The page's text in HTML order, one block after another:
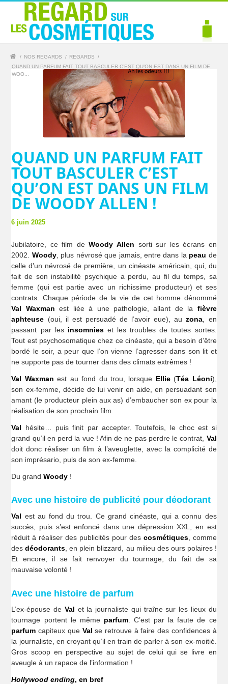
/ NOS REGARDS / REGARDS
/
QUAND UN PARFUM FAIT TOUT BASCULER C’EST QU’ON EST DANS UN FILM DE
WOO...
QUAND UN PARFUM FAIT
TOUT BASCULER C’EST
QU’ON EST DANS UN FILM
DE WOODY ALLEN !
6 juin 2025
Jubilatoire, ce film deWoody Allen sorti sur les écrans en
2002. Woody, plus névrosé que jamais, entre dans la peau de
celle d’un névrosé de première, un cinéaste américain, qui, du
fait de son instabilité psychique a perdu, au fil du temps, sa
femme (qui est partie avec un richissime producteur) et ses
contrats. Chaque période de la vie de cet homme dénommé
Val Waxman est liée à une pathologie, allant de la fièvre
aphteuse (oui, il est persuadé de l’avoir eue), auzona , en
passant par les insomnieset les troubles de toutes sortes.
Tout est psychosomatique chez ce cinéaste, qui a besoin d’être
bordé le soir, a peur que l’on vienne l’agresser dans son lit et
ne supporte pas de tourner dans des climats extrêmes !
Val Waxman est au fond du trou, lorsque Ellie(Téa Léoni),
son ex-femme, décide de lui venir en aide, en persuadant son
amant (le producteur plein aux as) d’embaucher son ex pour la
réalisation de son prochain film.
Val hésite… puis finit par accepter. Toutefois, le choc est si
grand qu’il en perd la vue ! Afin de ne pas perdre le contrat, Val
doit donc réaliser un film à l’aveuglette, avec la complicité de
son imprésario, puis de son ex-femme.
Du grandWoody !
Avec une histoire de publicité pour déodorant
Val est au fond du trou. Ce grand cinéaste, qui a connu des
succès, puis s’est enfoncé dans une dépression XXL, en est
réduit à réaliser des publicités pour des cosmétiques, comme
desdéodorants , en plein blizzard, au milieu des ours polaires !
Et encore, il se fait renvoyer du tournage, du fait de sa
mauvaise volonté !
Avec une histoire de parfum
L’ex-épouse de Val et la journaliste qui traîne sur les lieux du
tournage portent le même parfum. C’est par la faute de ce
parfumcapiteux que Val se retrouve à faire des confidences à
la journaliste, en croyant qu’il en train de parler à son ex-moitié.
Gros scoop en perspective au sujet de celui qui se livre en
aveugle à un rapace de l’information !
Hollywood ending, en bref